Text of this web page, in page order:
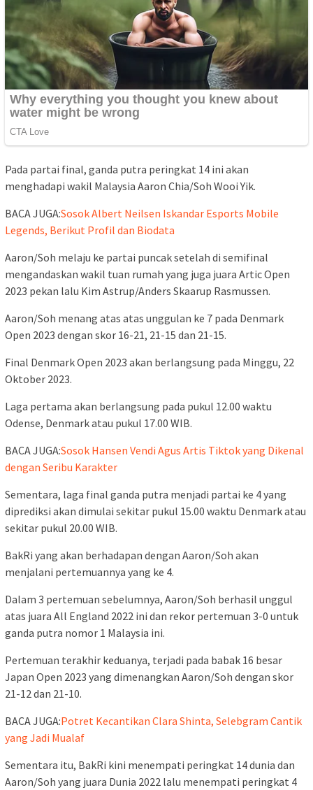
Pada partai final, ganda putra peringkat 14 ini akan
menghadapi wakil Malaysia Aaron Chia/Soh Wooi Yik.
BACA JUGA:Sosok Albert Neilsen Iskandar Esports Mobile
Legends, Berikut Profil dan Biodata
Aaron/Soh melaju ke partai puncak setelah di semifinal
mengandaskan wakil tuan rumah yang juga juara Artic Open
2023 pekan lalu Kim Astrup/Anders Skaarup Rasmussen.
Aaron/Soh menang atas atas unggulan ke 7 pada Denmark
Open 2023 dengan skor 16-21, 21-15 dan 21-15.
Final Denmark Open 2023 akan berlangsung pada Minggu, 22
Oktober 2023.
Laga pertama akan berlangsung pada pukul 12.00 waktu
Odense, Denmark atau pukul 17.00 WIB.
BACA JUGA:Sosok Hansen Vendi Agus Artis Tiktok yang Dikenal
dengan Seribu Karakter
Sementara, laga final ganda putra menjadi partai ke 4 yang
diprediksi akan dimulai sekitar pukul 15.00 waktu Denmark atau
sekitar pukul 20.00 WIB.
BakRi yang akan berhadapan dengan Aaron/Soh akan
menjalani pertemuannya yang ke 4.
Dalam 3 pertemuan sebelumnya, Aaron/Soh berhasil unggul
atas juara All England 2022 ini dan rekor pertemuan 3-0 untuk
ganda putra nomor 1 Malaysia ini.
Pertemuan terakhir keduanya, terjadi pada babak 16 besar
Japan Open 2023 yang dimenangkan Aaron/Soh dengan skor
21-12 dan 21-10.
BACA JUGA:Potret Kecantikan Clara Shinta, Selebgram Cantik
yang Jadi Mualaf
Sementara itu, BakRi kini menempati peringkat 14 dunia dan
Aaron/Soh yang juara Dunia 2022 lalu menempati peringkat 4